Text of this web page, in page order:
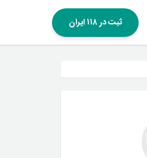
ثبت در ۱۱۸ ایران